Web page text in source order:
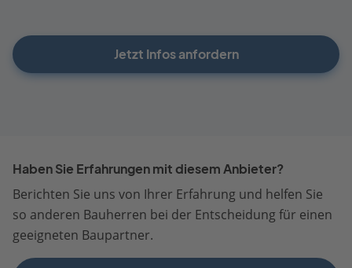
Jetzt Infos anfordern
Haben Sie Erfahrungen mit diesem Anbieter?
Berichten Sie uns von Ihrer Erfahrung und helfen Sie
so anderen Bauherren bei der Entscheidung für einen
geeigneten Baupartner.